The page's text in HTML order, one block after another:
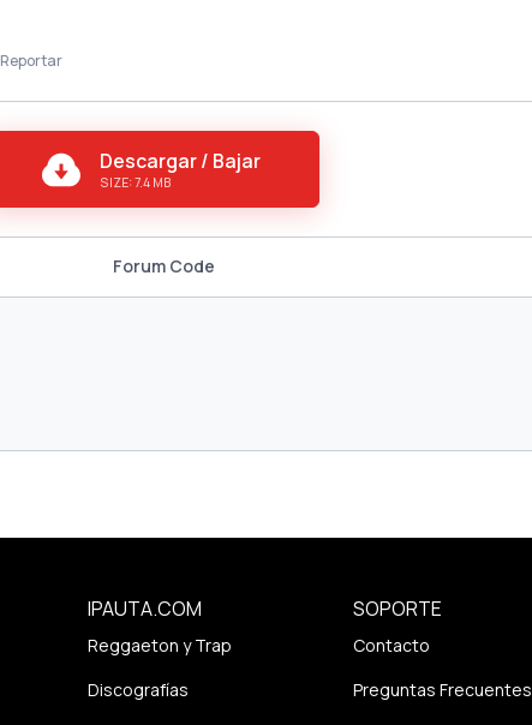
Reportar
Descargar / Bajar
SIZE: 7.4 MB
Forum Code
IPAUTA.COM
Reggaeton y Trap
Discografías
SOPORTE
Contacto
Preguntas Frecuentes